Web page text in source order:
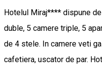
Hotelul Miraj**** dispune
duble, 5 camere triple, 5
de 4 stele. In camere veti
cafetiera, uscator de par.